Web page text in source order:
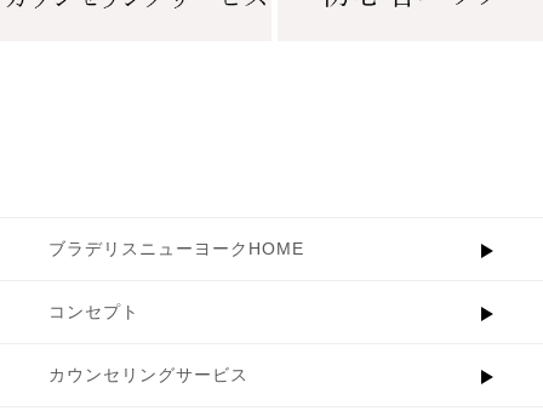
ブラデリスニューヨークHOME
コンセプト
カウンセリングサービス